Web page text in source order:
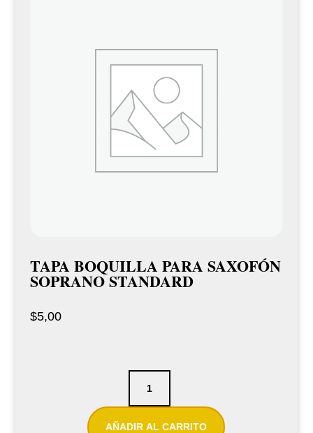
TAPA BOQUILLA PARA SAXOFÓN
SOPRANO STANDARD
$5,00
AÑADIR AL CARRITO